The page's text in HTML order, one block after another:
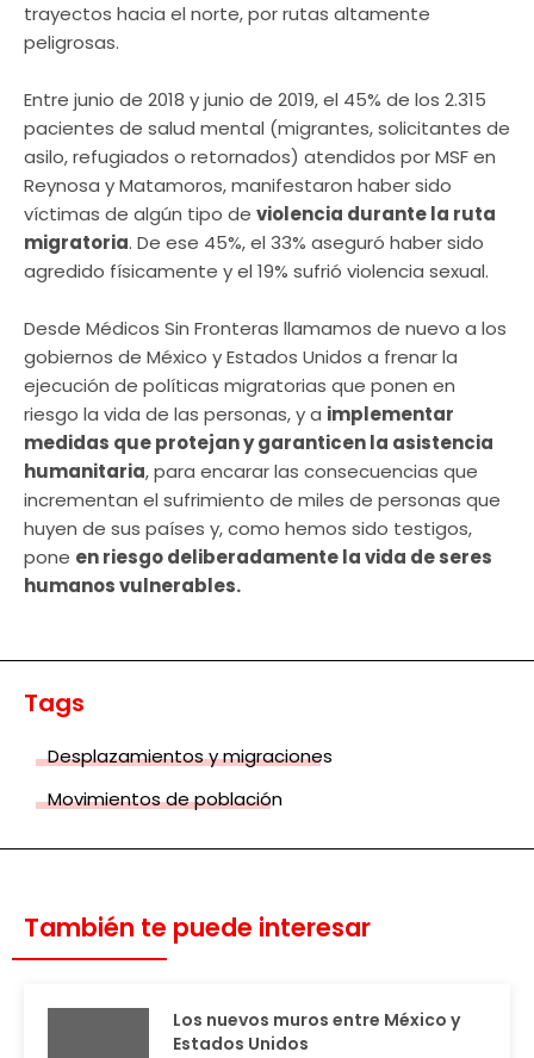
trayectos hacia el norte, por rutas altamente
peligrosas.
Entre junio de 2018 y junio de 2019, el 45% de los 2.315
pacientes de salud mental (migrantes, solicitantes de
asilo, refugiados o retornados) atendidos por MSF en
Reynosa y Matamoros, manifestaron haber sido
víctimas de algún tipo de violencia durante la ruta
migratoria. De ese 45%, el 33% aseguró haber sido
agredido físicamente y el 19% sufrió violencia sexual.
Desde Médicos Sin Fronteras llamamos de nuevo a los
gobiernos de México y Estados Unidos a frenar la
ejecución de políticas migratorias que ponen en
riesgo la vida de las personas, y a implementar
medidas que protejan y garanticen la asistencia
humanitaria, para encarar las consecuencias que
incrementan el sufrimiento de miles de personas que
huyen de sus países y, como hemos sido testigos,
pone en riesgo deliberadamente la vida de seres
humanos vulnerables.
Tags
Desplazamientos y migraciones
Movimientos de población
También te puede interesar
Los nuevos muros entre México y
Estados Unidos